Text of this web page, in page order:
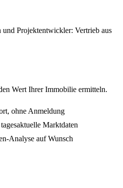
und Projektentwickler: Vertrieb aus
Wert Ihrer Immobilie ermitteln.
ohne Anmeldung
Marktdaten
Analyse auf Wunsch